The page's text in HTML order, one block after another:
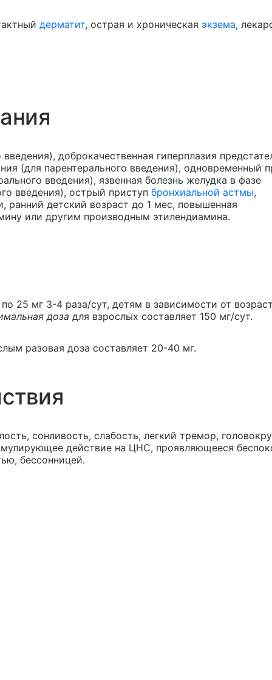
дерматит, острая и хроническая экзема,
введения), доброкачественная гиперплазия
(для парентерального введения), одновременный
введения), язвенная болезнь желудка в фазе
введения), острый приступ бронхиальной астмы,
ранний детский возраст до 1 мес, повышенная
или другим производным этилендиамина.
25 мг 3-4 раза/сут, детям в зависимости от
доза для взрослых составляет 150 мг/сут.
разовая доза составляет 20-40 мг.
сонливость, слабость, легкий тремор,
действие на ЦНС, проявляющееся
бессонницей.